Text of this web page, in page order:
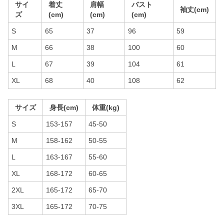
サイ
ズ
着丈
(cm)
肩幅
(cm)
バスト
(cm)
袖丈(cm)
S 65 37 96 59
M 66 38 100 60
L 67 39 104 61
XL 68 40 108 62
サイズ 身長(cm) 体重(kg)
S 153-157 45-50
M 158-162 50-55
L 163-167 55-60
XL 168-172 60-65
2XL 165-172 65-70
3XL 165-172 70-75